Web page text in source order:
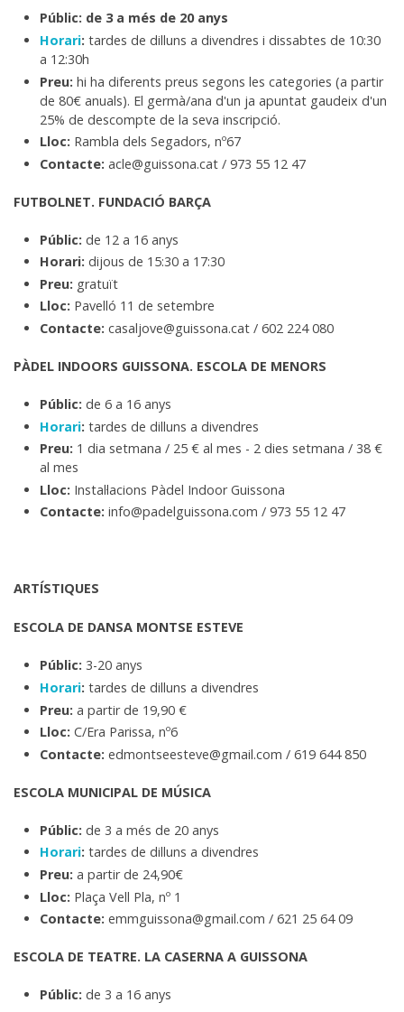
Públic: de 3 a més de 20 anys
Horari: tardes de dilluns a divendres i dissabtes de 10:30
a 12:30h
Preu: hi ha diferents preus segons les categories (a partir
de 80€ anuals). El germà/ana d'un ja apuntat gaudeix d'un
25% de descompte de la seva inscripció.
Lloc: Rambla dels Segadors, nº67
Contacte: acle@guissona.cat / 973 55 12 47
FUTBOLNET. FUNDACIÓ BARÇA
Públic: de 12 a 16 anys
Horari: dijous de 15:30 a 17:30
Preu: gratuït
Lloc: Pavelló 11 de setembre
Contacte: casaljove@guissona.cat / 602 224 080
PÀDEL INDOORS GUISSONA. ESCOLA DE MENORS
Públic: de 6 a 16 anys
Horari: tardes de dilluns a divendres
Preu: 1 dia setmana / 25 € al mes - 2 dies setmana / 38 €
al mes
Lloc: Instal·lacions Pàdel Indoor Guissona
Contacte: info@padelguissona.com / 973 55 12 47
ARTÍSTIQUES
ESCOLA DE DANSA MONTSE ESTEVE
Públic: 3-20 anys
Horari: tardes de dilluns a divendres
Preu: a partir de 19,90 €
Lloc: C/Era Parissa, nº6
Contacte: edmontseesteve@gmail.com / 619 644 850
ESCOLA MUNICIPAL DE MÚSICA
Públic: de 3 a més de 20 anys
Horari: tardes de dilluns a divendres
Preu: a partir de 24,90€
Lloc: Plaça Vell Pla, nº 1
Contacte: emmguissona@gmail.com / 621 25 64 09
ESCOLA DE TEATRE. LA CASERNA A GUISSONA
Públic: de 3 a 16 anys